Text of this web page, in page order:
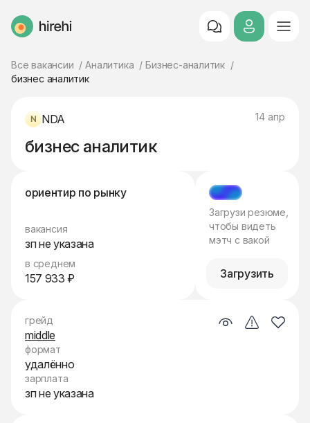
HireHi
Все вакансии Аналитика
Бизнес-аналитик
бизнес аналитик
NDA 14 апр
бизнес аналитик
ориентир по рынку
вакансия
зп не указана
в среднем
157 933 ₽
МЭТЧ
Загрузи резюме,
чтобы видеть
мэтч с вакой
Загрузить
грейд
middle
формат
удалённо
зарплата
зп не указана